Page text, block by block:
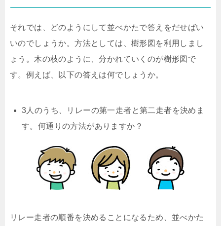
それでは、どのようにして並べかたで答えをだせばい
いのでしょうか。方法としては、樹形図を利用しまし
ょう。木の枝のように、分かれていくのが樹形図で
す。例えば、以下の答えは何でしょうか。
3人のうち、リレーの第一走者と第二走者を決めま
す。何通りの方法がありますか？
リレー走者の順番を決めることになるため、並べかた